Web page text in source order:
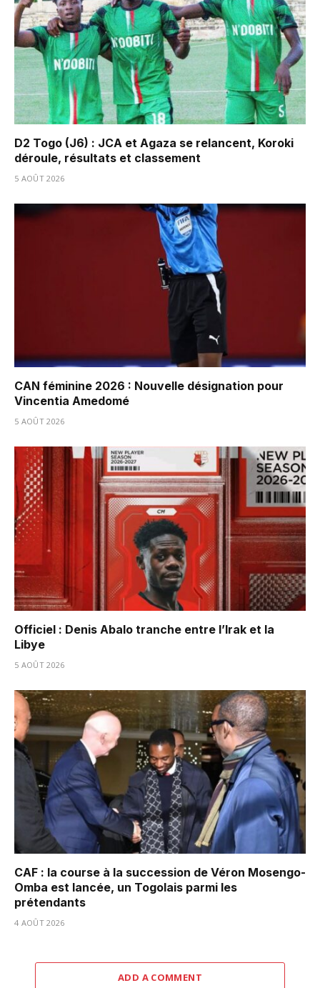
D2 Togo (J6) : JCA et Agaza se relancent, Koroki
déroule, résultats et classement
5 AOÛT 2026
CAN féminine 2026 : Nouvelle désignation pour
Vincentia Amedomé
5 AOÛT 2026
Officiel : Denis Abalo tranche entre l’Irak et la
Libye
5 AOÛT 2026
CAF : la course à la succession de Véron Mosengo-
Omba est lancée, un Togolais parmi les
prétendants
4 AOÛT 2026
ADD A COMMENT